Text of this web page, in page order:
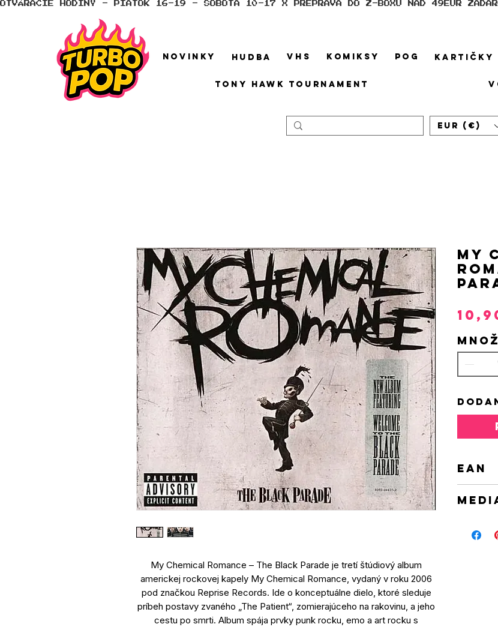
OTVÁRACIE HODINY - PIATOK 16-19 - SOBOTA 10-17 X PREPRAVA DO Z-BOXU NAD 49EUR
NOVINKY HUDBA VHS KOMIKSY POG KARTIČKY
TONY HAWK TOURNAMENT
EUR (€)
My Chemical Romance – The Black Parade je tretí štúdiový album
americkej rockovej kapely My Chemical Romance, vydaný v roku 2006
pod značkou Reprise Records. Ide o konceptuálne dielo, ktoré sleduje
príbeh postavy zvaného „The Patient“, zomierajúceho na rakovinu, a jeho
cestu po smrti. Album spája prvky punk rocku, emo a art rocku s
My
EAN